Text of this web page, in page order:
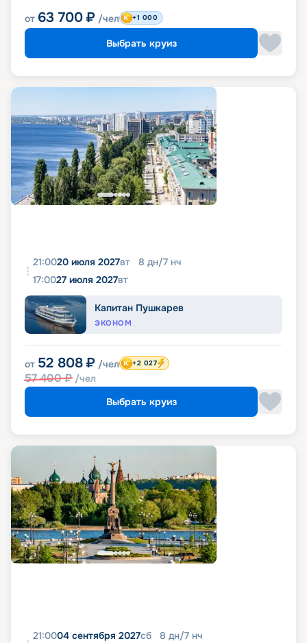
от 63 700 ₽ /чел +1 000
Выбрать круиз
21:0020 июля 2027вт 8 дн/7 нч
17:0027 июля 2027вт
Капитан Пушкарев
ЭКОНОМ
от 52 808 ₽ /чел
57 400₽ /чел
+2 027
Выбрать круиз
21:0004 сентября 2027сб 8 дн/7 нч